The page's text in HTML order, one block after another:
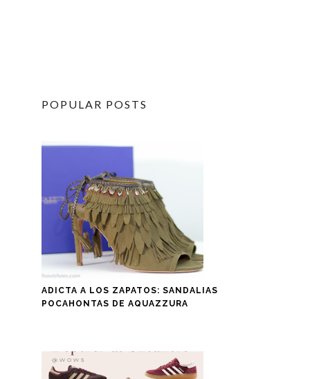
POPULAR POSTS
ADICTA A LOS ZAPATOS: SANDALIAS
POCAHONTAS DE AQUAZZURA